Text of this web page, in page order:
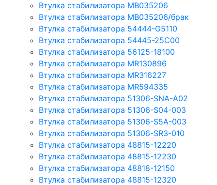
Втулка стабилизатора MB035206
Втулка стабилизатора MB035206/брак
Втулка стабилизатора 54444-G5110
Втулка стабилизатора 54445-25C00
Втулка стабилизатора 56125-18100
Втулка стабилизатора MR130896
Втулка стабилизатора MR316227
Втулка стабилизатора MR594335
Втулка стабилизатора 51306-SNA-A02
Втулка стабилизатора 51306-S04-003
Втулка стабилизатора 51306-S5A-003
Втулка стабилизатора 51306-SR3-010
Втулка стабилизатора 48815-12220
Втулка стабилизатора 48815-12230
Втулка стабилизатора 48818-12150
Втулка стабилизатора 48815-12320